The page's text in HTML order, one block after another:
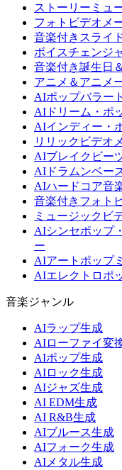
ストーリーミュ
フォトビデオメ
音楽付きスライ
ボイスチェンジ
音楽付き誕生日
アニメ＆アニメ
AIポップバラー
AIドリーム・ポ
AIインディー・
リリックビデオ
AIブレイクビー
AIドラムンベー
AIハードコア音
音楽付きフォト
ミュージックビ
AIシンセポップ
ー
AIアートポップ
AIエレクトロポ
音楽ジャンル
AIラップ生成
AIローファイ変
AIポップ生成
AIロック生成
AIジャズ生成
AI EDM生成
AI R&B生成
AIブルース生成
AIフォーク生成
AIメタル生成